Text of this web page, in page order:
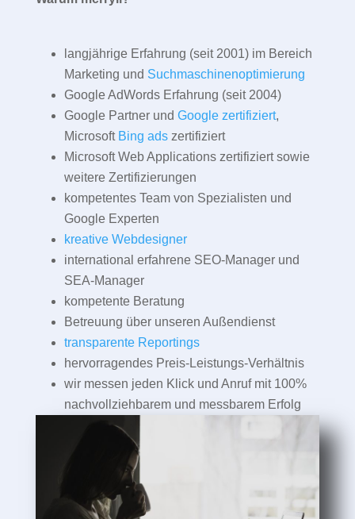
langjährige Erfahrung (seit 2001) im Bereich
Marketing und Suchmaschinenoptimierung
Google AdWords Erfahrung (seit 2004)
Google Partner und Google zertifiziert,
Microsoft Bing adszertifiziert
Microsoft Web Applications zertifiziert sowie
weitere Zertifizierungen
kompetentes Team von Spezialisten und
Google Experten
kreative Webdesigner
international erfahrene SEO-Manager und
SEA-Manager
kompetente Beratung
Betreuung über unseren Außendienst
transparente Reportings
hervorragendes Preis-Leistungs-Verhältnis
wir messen jeden Klick und Anruf mit 100%
nachvollziehbarem und messbarem Erfolg